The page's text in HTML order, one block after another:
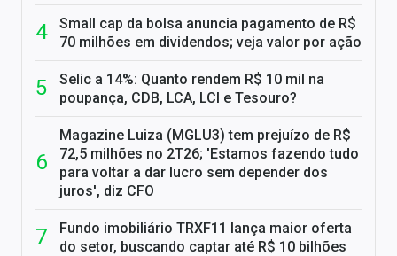
Small cap da bolsa anuncia pagamento de R$
70 milhões em dividendos; veja valor por ação
Selic a 14%: Quanto rendem R$ 10 mil na
poupança, CDB, LCA, LCI e Tesouro?
Magazine Luiza (MGLU3) tem prejuízo de R$
72,5 milhões no 2T26; 'Estamos fazendo tudo
para voltar a dar lucro sem depender dos
juros', diz CFO
Fundo imobiliário TRXF11 lança maior oferta
do setor, buscando captar até R$ 10 bilhões